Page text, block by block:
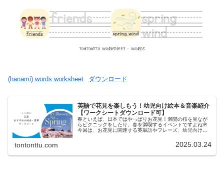
(hanami) words worksheet ダウンロード
英語で花見を楽しもう！幼児向け絵本＆音楽紹介
【ワークシートダウンロード可】
春といえば、日本ではやっぱりお花見！満開の桜を見なが
らピクニックをしたり、春を満喫するイベントですよね🌸
今回は、お花見に関連する英単語やフレーズ、幼児向けの
tontonttu.com 2025.03.24